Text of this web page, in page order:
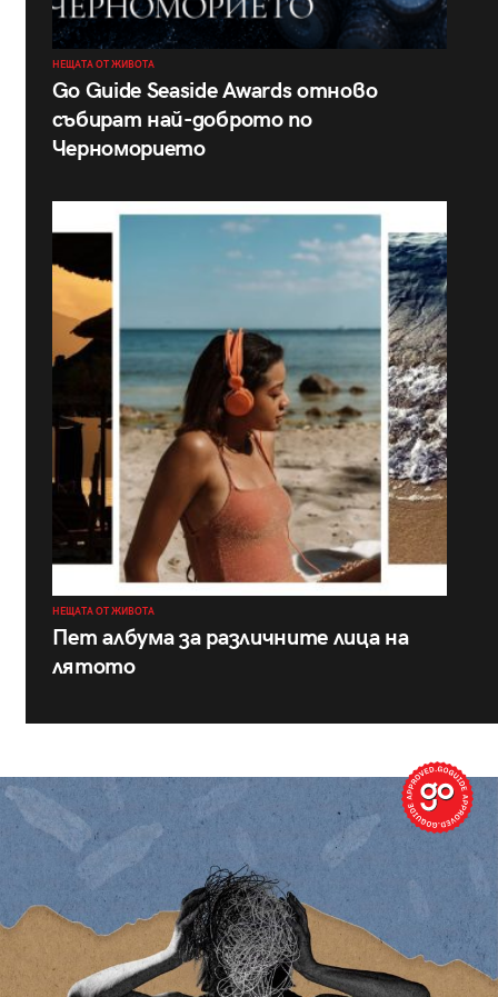
НЕЩАТА ОТ ЖИВОТА
Go Guide Seaside Awards отново
събират най-доброто по
Черноморието
НЕЩАТА ОТ ЖИВОТА
Пет албума за различните лица на
лятото